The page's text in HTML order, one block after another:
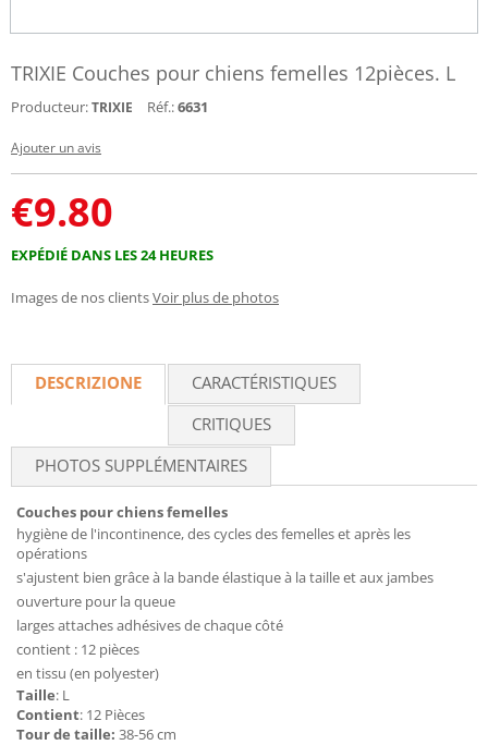
TRIXIE Couches pour chiens femelles 12pièces. L
Producteur:TRIXIE Réf.:6631
Ajouter un avis
€9.80
EXPÉDIÉ DANS LES 24 HEURES
Images de nos clientsVoir plus de photos
DESCRIZIONE
CARACTÉRISTIQUES
CRITIQUES
PHOTOS SUPPLÉMENTAIRES
Couches pour chiens femelles
hygiène de l'incontinence, des cycles des femelles et après les
opérations
s'ajustent bien grâce à la bande élastique à la taille et aux jambes
ouverture pour la queue
larges attaches adhésives de chaque côté
contient : 12 pièces
en tissu (en polyester)
Taille: L
Contient: 12 Pièces
Tour de taille: 38-56 cm